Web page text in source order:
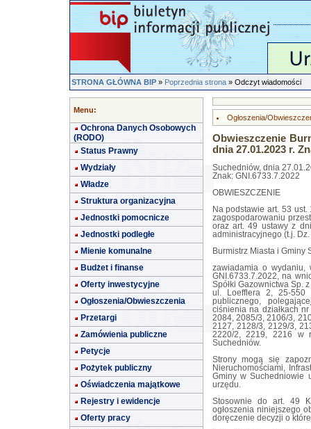
STRONA GŁÓWNA BIP»Poprzednia strona» Odczyt wiadomości
Menu:
Ochrona Danych Osobowych
(RODO)
Status Prawny
Wydziały
Władze
Struktura organizacyjna
Jednostki pomocnicze
Jednostki podległe
Mienie komunalne
Budżet i finanse
Oferty inwestycyjne
Ogłoszenia/Obwieszczenia
Przetargi
Zamówienia publiczne
Petycje
Pożytek publiczny
Oświadczenia majątkowe
Rejestry i ewidencje
Oferty pracy
Ogłoszenia/
Obwieszczenie
dnia 27.01.2023 r.
Suchedniów, dnia
Znak: GNI.6733.7.2022
OBWIESZCZENIE
Na podstawie art. 53
zagospodarowaniu
oraz art. 49 ustawy z
administracyjnego (t.j.
Burmistrz Miasta i Gminy
zawiadamia o wydaniu,
GNI.6733.7.2022, na
Spółki Gazownictwa Sp. z
ul. Loefflera 2, 25-550
publicznego,
ciśnienia na działkach
2084, 2085/3, 2106/3,
2127, 2128/3, 2129/3,
2220/2, 2219, 2216 w
Suchedniów.
Strony mogą się
Nieruchomościami,
Gminy w Suchedniowie
urzędu.
Stosownie do art. 49
ogłoszenia niniejszego
doręczenie decyzji o